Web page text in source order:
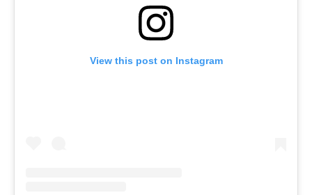
View this post on Instagram